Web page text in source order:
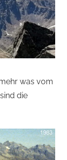
was vom
die